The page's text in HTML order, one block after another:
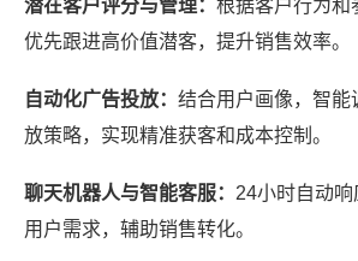
潜在客户评分与管理： 根据客户行为和
优先跟进高价值潜客，提升销售效率。
自动化广告投放： 结合用户画像，智能
放策略，实现精准获客和成本控制。
聊天机器人与智能客服： 24小时自动
用户需求，辅助销售转化。